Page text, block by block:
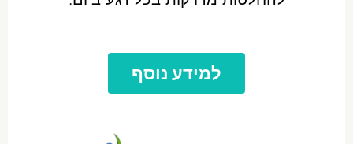
למידע נוסף